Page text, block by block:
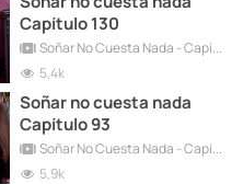
Capítulo 130
Soñar No Cuesta Nada - Capítulos Completos
5,4k
Soñar no cuesta nada
Capítulo 93
Soñar No Cuesta Nada - Capítulos Completos
5,9k